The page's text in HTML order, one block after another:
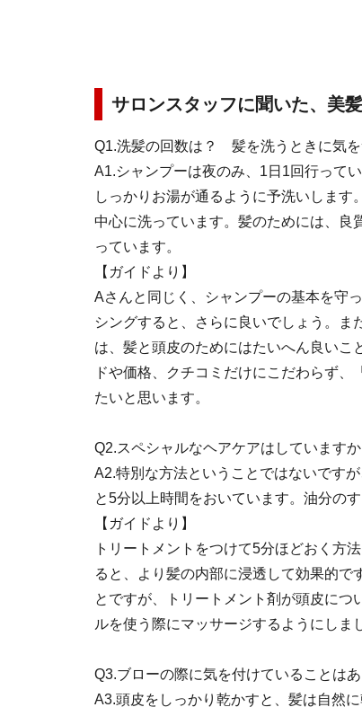
サロンスタッフに聞いた、美
Q1.洗髪の回数は？ 髪を洗うときに気
A1.シャンプーは夜のみ、1日1回行って
しっかりお湯が通るように予洗いしま
中心に洗っています。髪のためには、良
っています。
【ガイドより】
Aさんと同じく、シャンプーの基本を守
シングすると、さらに良いでしょう。ま
は、髪と頭皮のためにはたいへん良いこ
ドや価格、クチコミだけにこだわらず
たいと思います。
Q2.スペシャルなヘアケアはしていますか
A2.特別な方法ということではないです
と5分以上時間をおいています。油分の
【ガイドより】
トリートメントをつけて5分ほどおく方
ると、より髪の内部に浸透して効果的で
とですが、トリートメント剤が頭皮につ
ルを使う際にマッサージするようにしま
Q3.ブローの際に気を付けていることは
A3.頭皮をしっかり乾かすと、髪は自然